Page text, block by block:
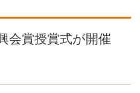
会賞授賞式が開催